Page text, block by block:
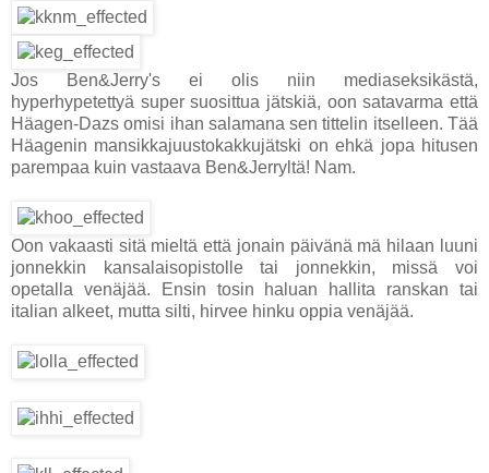
Jos Ben&Jerry's ei olis niin mediaseksikästä,
hyperhypetettyä super suosittua jätskiä, oon satavarma että
Häagen-Dazs omisi ihan salamana sen tittelin itselleen. Tää
Häagenin mansikkajuustokakkujätski on ehkä jopa hitusen
parempaa kuin vastaava Ben&Jerryltä! Nam.
Oon vakaasti sitä mieltä että jonain päivänä mä hilaan luuni
jonnekkin kansalaisopistolle tai jonnekkin, missä voi
opetalla venäjää. Ensin tosin haluan hallita ranskan tai
italian alkeet, mutta silti, hirvee hinku oppia venäjää.